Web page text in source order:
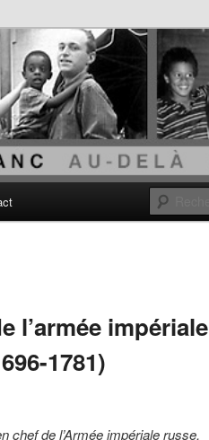
l’armée impériale
1781)
chef de l’Armée impériale russe,